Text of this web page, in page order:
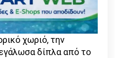
χωριό, την
δίπλα από το